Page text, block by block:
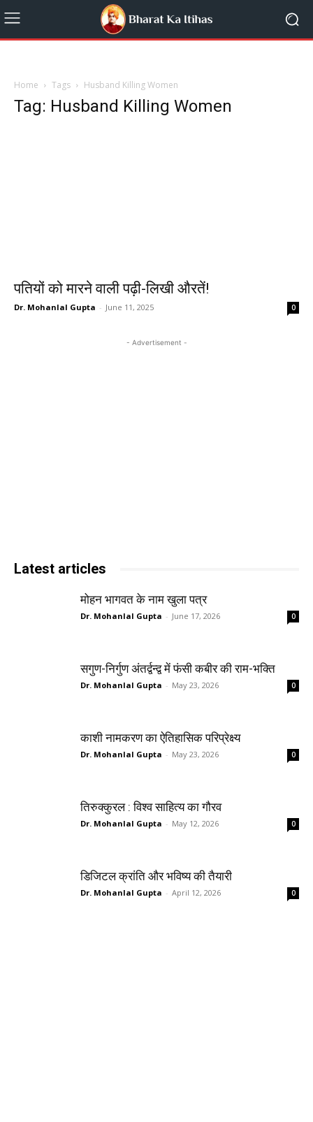
Home Tags Husband Killing Women
Tag: Husband Killing Women
पतियों को मारने वाली पढ़ी-लिखी औरतें!
Dr. Mohanlal Gupta - June 11, 2025 0
- Advertisement -
Latest articles
मोहन भागवत के नाम खुला पत्र
Dr. Mohanlal Gupta - June 17, 2026 0
सगुण-निर्गुण अंतर्द्वन्द्व में फंसी कबीर की राम-भक्ति
Dr. Mohanlal Gupta - May 23, 2026 0
काशी नामकरण का ऐतिहासिक परिप्रेक्ष्य
Dr. Mohanlal Gupta - May 23, 2026 0
तिरुक्कुरल : विश्व साहित्य का गौरव
Dr. Mohanlal Gupta - May 12, 2026 0
डिजिटल क्रांति और भविष्य की तैयारी
Dr. Mohanlal Gupta - April 12, 2026 0